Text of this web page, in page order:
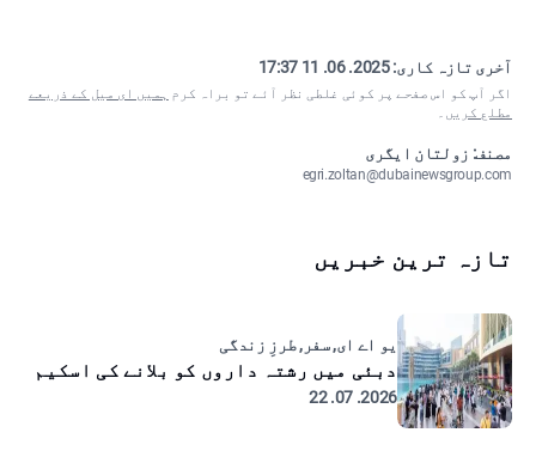
آخری تازہ کاری:2025. 06. 11 17:37
اگر آپ کو اس صفحے پر کوئی غلطی نظر آئے تو براہ کرم ہمیں ای میل کے ذریعے
مطلع کریں ۔
مصنف: زولتان ایگری
egri.zoltan@dubainewsgroup.com
تازہ ترین خبریں
یو اے ای, سفر, طرزِ زندگی
دبئی میں رشتہ داروں کو بلانے کی اسکیم
2026. 07. 22